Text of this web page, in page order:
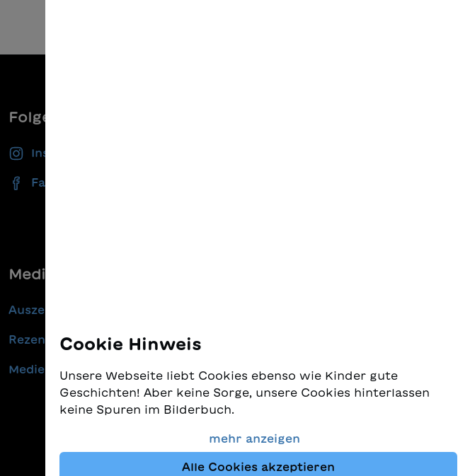
Folgen Sie uns
Instagram
Facebook
Media
Auszeichnungen
Rezensionen
Medienmitteilungen
Cookie Hinweis
Unsere Webseite liebt Cookies ebenso wie Kinder gute
Geschichten! Aber keine Sorge, unsere Cookies hinterlassen
keine Spuren im Bilderbuch.
Wir nehmen den Schutz Ihrer Daten sehr ernst und wollen
gleichzeitig, dass Sie bei uns immer die besten Kinderbücher
finden. Diese Website nutzt Cookies und andere Tracking-
mehr anzeigen
Alle Cookies akzeptieren